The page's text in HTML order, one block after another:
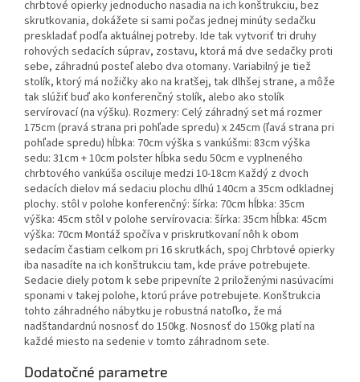
chrbtové opierky jednoducho nasadia na ich konštrukciu, bez
skrutkovania, dokážete si sami počas jednej minúty sedačku
preskladať podľa aktuálnej potreby. Ide tak vytvoriť tri druhy
rohových sedacích súprav, zostavu, ktorá má dve sedačky proti
sebe, záhradnú posteľ alebo dva otomany. Variabilný je tiež
stolík, ktorý má nožičky ako na kratšej, tak dlhšej strane, a môže
tak slúžiť buď ako konferenčný stolík, alebo ako stolík
servírovací (na výšku). Rozmery: Celý záhradný set má rozmer
175cm (pravá strana pri pohľade spredu) x 245cm (ľavá strana pri
pohľade spredu) hĺbka: 70cm výška s vankúšmi: 83cm výška
sedu: 31cm + 10cm polster hĺbka sedu 50cm e vyplneného
chrbtového vankúša osciluje medzi 10-18cm Každý z dvoch
sedacích dielov má sedaciu plochu dlhú 140cm a 35cm odkladnej
plochy. stôl v polohe konferenčný: šírka: 70cm hĺbka: 35cm
výška: 45cm stôl v polohe servírovacia: šírka: 35cm hĺbka: 45cm
výška: 70cm Montáž spočíva v priskrutkovaní nôh k obom
sedacím častiam celkom pri 16 skrutkách, spoj Chrbtové opierky
iba nasadíte na ich konštrukciu tam, kde práve potrebujete.
Sedacie diely potom k sebe pripevníte 2 priloženými nasúvacími
sponami v takej polohe, ktorú práve potrebujete. Konštrukcia
tohto záhradného nábytku je robustná natoľko, že má
nadštandardnú nosnosť do 150kg. Nosnosť do 150kg platí na
každé miesto na sedenie v tomto záhradnom sete.
Dodatočné parametre